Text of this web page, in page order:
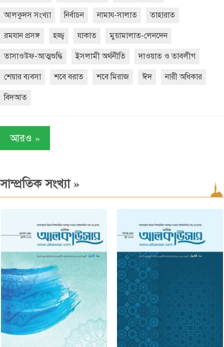
আলকুদস সংখ্যা নির্বাচন নামায-সালাত তাহারাত
রমযান প্রসঙ্গ হজ্জ্ব যাকাত মুয়ামালাত-লেনদেন
তাসাওউফ-আত্মশুদ্ধি ইসলামী অর্থনীতি দাওয়াত ও তাবলীগ
শেয়ার ব্যবসা শবে বরাত শবে মিরাজ ঈদ নারী অধিকার
বিদআত
আরও »
সাম্প্রতিক সংখ্যা»